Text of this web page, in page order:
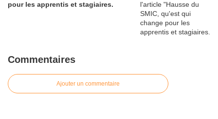
pour les apprentis et stagiaires.
Commentaires
Ajouter un commentaire